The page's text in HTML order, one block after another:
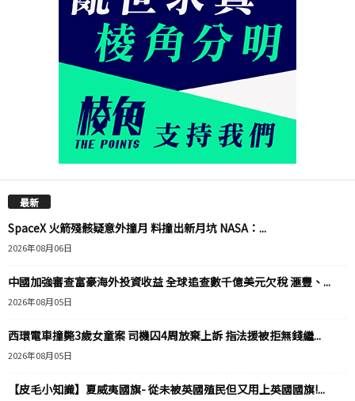
最新
SpaceX 火箭殘骸疑意外撞月 料撞出新月坑 NASA：...
2026年08月06日
中國加強審查富豪海外投資收益 全球追查數千億美元欠稅 滙豐、...
2026年08月05日
西環電車撞斃3歲女童案 司機囚4周放棄上訴 指法援被拒無錢繼...
2026年08月05日
【皮毛小知識】夏威夷國旗- 從未被英國殖民但又用上英國國旗!...